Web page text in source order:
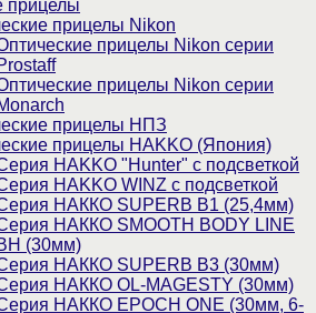
прицелы
прицелы Nikon
прицелы Nikon серии
прицелы Nikon серии
прицелы НПЗ
прицелы HAKKO (Япония)
HAKKO "Hunter" с подсветкой
НAKKO WINZ с подсветкой
НАККО SUPERB B1 (25,4мм)
НАККО SMOOTH BODY LINE
(30мм)
НАККО SUPERB B3 (30мм)
НАККО OL-MAGESTY (30мм)
НАККО EPOCH ONE (30мм, 6-